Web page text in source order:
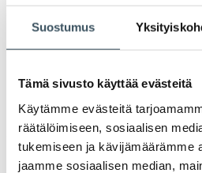
Suostumus
Tämä sivusto käyttää evästeitä
Käytämme evästeitä
räätälöimiseen, sosiaalisen
tukemiseen ja kävijämäärämme
jaamme sosiaalisen median,
2020
2019
2018